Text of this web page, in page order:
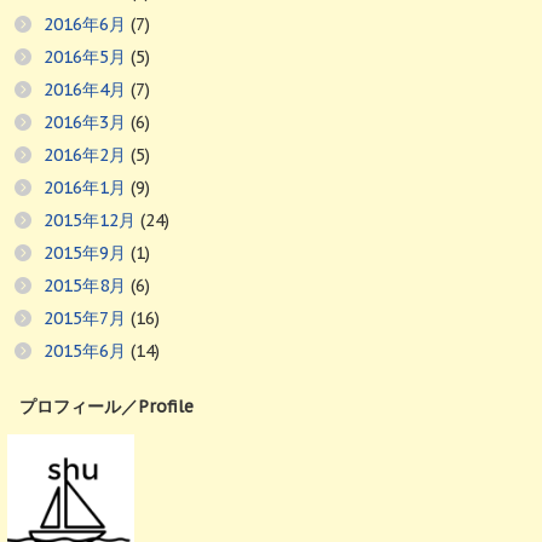
2016年6月 (7)
2016年5月 (5)
2016年4月 (7)
2016年3月 (6)
2016年2月 (5)
2016年1月 (9)
2015年12月 (24)
2015年9月 (1)
2015年8月 (6)
2015年7月 (16)
2015年6月 (14)
プロフィール／Profile